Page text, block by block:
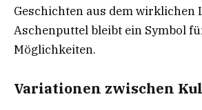
Geschichten aus dem wirklichen
Aschenputtel bleibt ein Symbol
Möglichkeiten.
Variationen zwischen